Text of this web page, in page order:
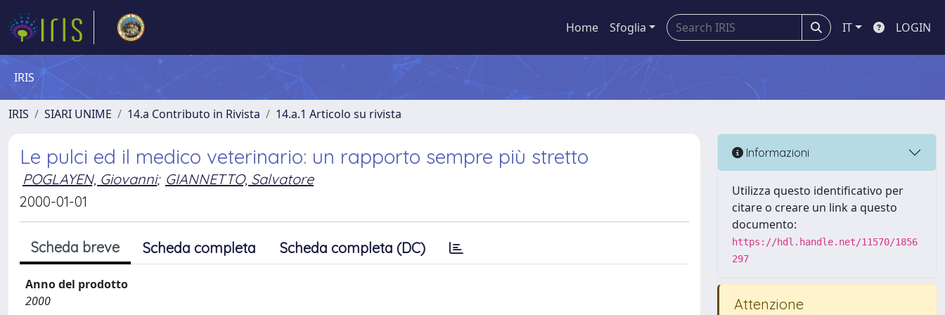
Home Sfoglia IT LOGIN
IRIS
IRIS SIARI UNIME 14.a Contributo in Rivista 14.a.1 Articolo su rivista
Le pulci ed il medico veterinario: un rapporto sempre più stretto
POGLAYEN, Giovanni; GIANNETTO, Salvatore
2000-01-01
Scheda breve Scheda completa Scheda completa (DC)
Anno del prodotto
2000
Informazioni
Utilizza questo identificativo per
citare o creare un link a questo
documento:
https://hdl.handle.net/11570/1856
297
Attenzione